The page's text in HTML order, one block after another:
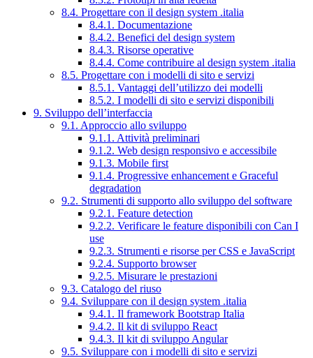
8.4. Progettare con il design system .italia
8.4.1. Documentazione
8.4.2. Benefici del design system
8.4.3. Risorse operative
8.4.4. Come contribuire al design system .italia
8.5. Progettare con i modelli di sito e servizi
8.5.1. Vantaggi dell’utilizzo dei modelli
8.5.2. I modelli di sito e servizi disponibili
9. Sviluppo dell’interfaccia
9.1. Approccio allo sviluppo
9.1.1. Attività preliminari
9.1.2. Web design responsivo e accessibile
9.1.3. Mobile first
9.1.4. Progressive enhancement e Graceful
degradation
9.2. Strumenti di supporto allo sviluppo del software
9.2.1. Feature detection
9.2.2. Verificare le feature disponibili con Can I
use
9.2.3. Strumenti e risorse per CSS e JavaScript
9.2.4. Supporto browser
9.2.5. Misurare le prestazioni
9.3. Catalogo del riuso
9.4. Sviluppare con il design system .italia
9.4.1. Il framework Bootstrap Italia
9.4.2. Il kit di sviluppo React
9.4.3. Il kit di sviluppo Angular
9.5. Sviluppare con i modelli di sito e servizi